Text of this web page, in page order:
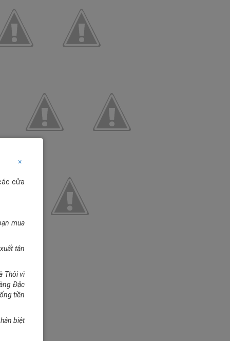
×
cửa
mua
tận
Thôi vì
Đặc
tiền
biệt